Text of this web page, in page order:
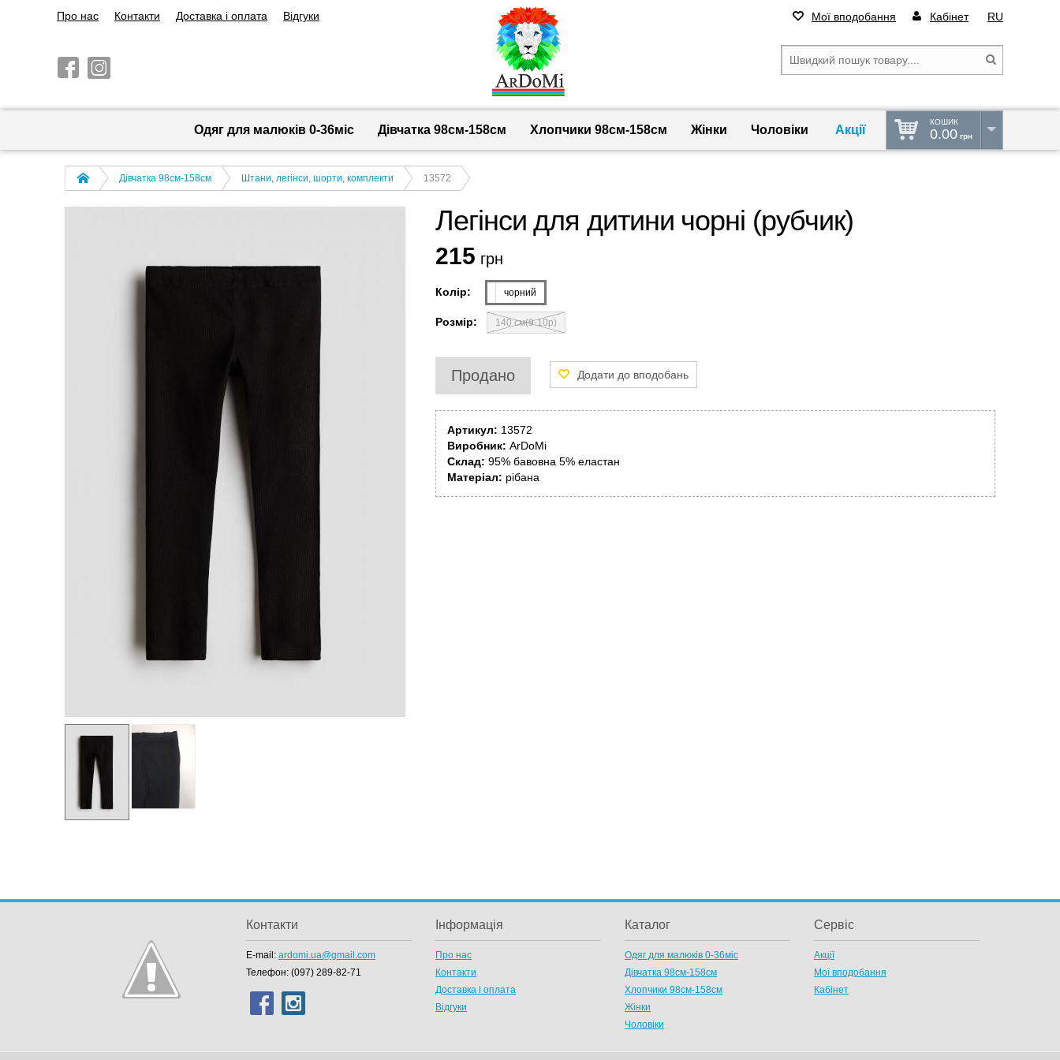
Про нас Контакти Доставка і оплата Відгуки Мої вподобання Кабінет RU
Одяг для малюків 0-36міс Дівчатка 98cм-158см Хлопчики 98см-158см Жінки Чоловіки Акції
КОШИК
0.00 грн
Дівчатка 98cм-158см Штани, легінси, шорти, комплекти 13572
Легінси для дитини чорні (рубчик)
215 грн
Колір: чорний
Розмір: 140 см(9-10р)
Продано
Артикул: 13572
Виробник: ArDoMi
Склад: 95% бавовна 5% еластан
Матеріал: рібана
Контакти
E-mail: ardomi.ua@gmail.com
Телефон: (097) 289-82-71
Інформація
Про нас
Контакти
Доставка і оплата
Відгуки
Каталог
Одяг для малюків 0-36міс
Дівчатка 98cм-158см
Хлопчики 98см-158см
Жінки
Чоловіки
Сервіс
Акції
Мої вподобання
Кабінет